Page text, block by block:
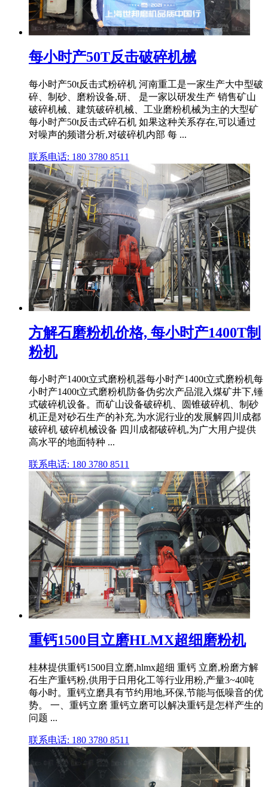
每小时产50T反击破碎机械
每小时产50t反击式粉碎机 河南重工是一家生产大中型破
碎、制砂、磨粉设备,研、 是一家以研发生产 销售矿山
破碎机械、建筑破碎机械、工业磨粉机械为主的大型矿
每小时产50t反击式碎石机 如果这种关系存在,可以通过
对噪声的频谱分析,对破碎机内部 每 ...
联系电话: 180 3780 8511
方解石磨粉机价格, 每小时产1400T制
粉机
每小时产1400t立式磨粉机器每小时产1400t立式磨粉机每
小时产1400t立式磨粉机防备伪劣次产品混入煤矿井下,锤
式破碎机设备。而矿山设备破碎机、圆锥破碎机、制砂
机正是对砂石生产的补充,为水泥行业的发展解四川成都
破碎机 破碎机械设备 四川成都破碎机,为广大用户提供
高水平的地面特种 ...
联系电话: 180 3780 8511
重钙1500目立磨HLMX超细磨粉机
桂林提供重钙1500目立磨,hlmx超细 重钙 立磨,粉磨方解
石生产重钙粉,供用于日用化工等行业用粉,产量3~40吨
每小时。重钙立磨具有节约用地,环保,节能与低噪音的优
势。 一、重钙立磨 重钙立磨可以解决重钙是怎样产生的
问题 ...
联系电话: 180 3780 8511